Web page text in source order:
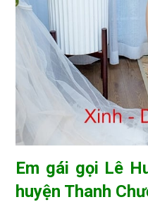
Em gái gọi Lê
huyện Thanh